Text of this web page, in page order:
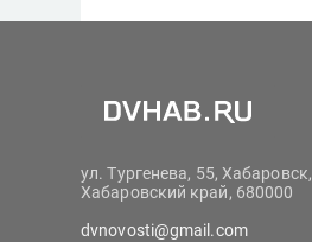
ул. Тургенева, 55, Хабаровск,
Хабаровский край, 680000
dvnovosti@gmail.com